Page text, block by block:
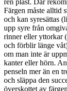
Färgen måste alltid
och kan syresättas
upp syre från
rinner eller yttorkar
och förblir länge
om man inte är
kanter eller hörn.
penseln mer än en
och släppa den
överskottet av